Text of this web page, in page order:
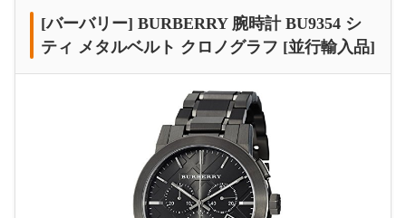
[バーバリー] BURBERRY 腕時計 BU9354 シ
ティ メタルベルト クロノグラフ [並行輸入品]